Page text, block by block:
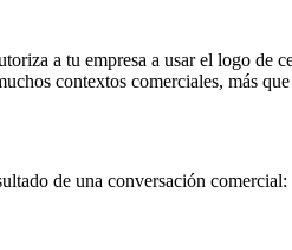
a tu empresa a usar el logo de
contextos comerciales, más
de una conversación comercial: